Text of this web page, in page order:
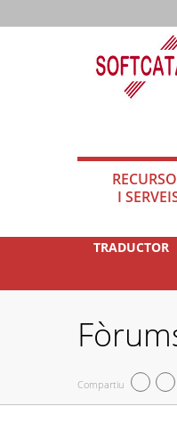
I
TRADUCTOR
Compartiu